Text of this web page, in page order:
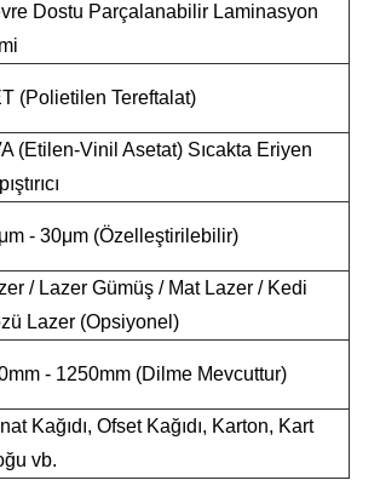
Dostu Parçalanabilir Laminasyon
(Polietilen Tereftalat)
(Etilen-Vinil Asetat) Sıcakta Eriyen
- 30μm (Özelleştirilebilir)
/ Lazer Gümüş / Mat Lazer / Kedi
Lazer (Opsiyonel)
- 1250mm (Dilme Mevcuttur)
Kağıdı, Ofset Kağıdı, Karton, Kart
vb.